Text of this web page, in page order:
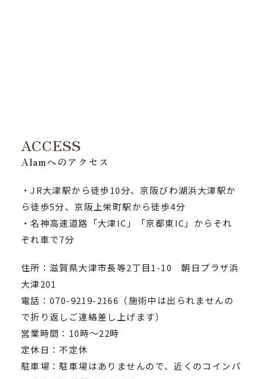
ACCESS
Alamへのアクセス
・JR大津駅から徒歩10分、京阪びわ湖浜大津駅か
ら徒歩5分、京阪上栄町駅から徒歩4分
・名神高速道路「大津IC」「京都東IC」からそれ
ぞれ車で7分
住所：滋賀県大津市長等2丁目1-10 朝日プラザ浜
大津201
電話：070-9219-2166（施術中は出られませんの
で折り返しご連絡差し上げます）
営業時間：10時～22時
定休日：不定休
駐車場：駐車場はありませんので、近くのコインパ